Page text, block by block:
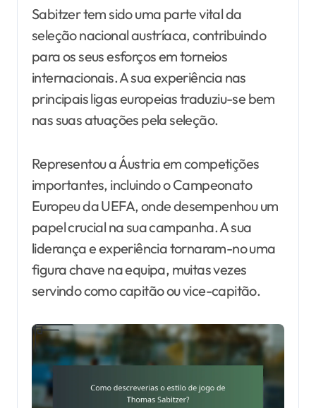
Sabitzer tem sido uma parte vital da
seleção nacional austríaca, contribuindo
para os seus esforços em torneios
internacionais. A sua experiência nas
principais ligas europeias traduziu-se bem
nas suas atuações pela seleção.
Representou a Áustria em competições
importantes, incluindo o Campeonato
Europeu da UEFA, onde desempenhou um
papel crucial na sua campanha. A sua
liderança e experiência tornaram-no uma
figura chave na equipa, muitas vezes
servindo como capitão ou vice-capitão.